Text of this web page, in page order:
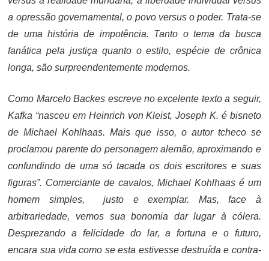
a opressão governamental, o povo versus o poder. Trata-se
de uma história de impotência. Tanto o tema da busca
fanática pela justiça quanto o estilo, espécie de crônica
longa, são surpreendentemente modernos.
Como Marcelo Backes escreve no excelente texto a seguir,
Kafka “nasceu em Heinrich von Kleist, Joseph K. é bisneto
de Michael Kohlhaas. Mais que isso, o autor tcheco se
proclamou parente do personagem alemão, aproximando e
confundindo de uma só tacada os dois escritores e suas
figuras”. Comerciante de cavalos, Michael Kohlhaas é um
homem simples, justo e exemplar. Mas, face à
arbitrariedade, vemos sua bonomia dar lugar à cólera.
Desprezando a felicidade do lar, a fortuna e o futuro,
encara sua vida como se esta estivesse destruída e contra-